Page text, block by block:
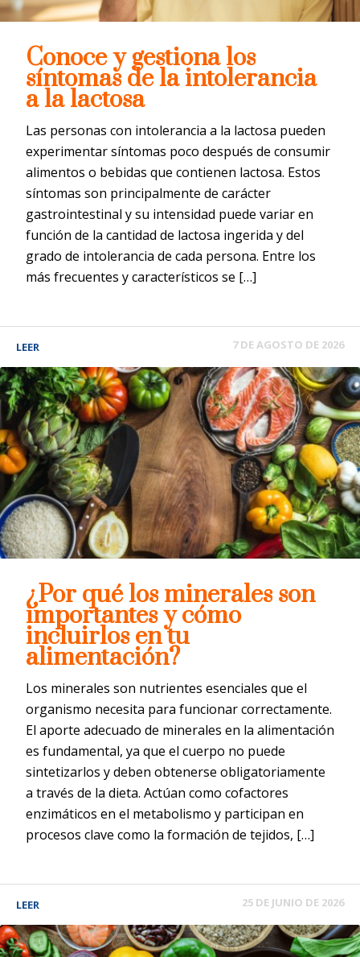
Conoce y gestiona los
síntomas de la intolerancia
a la lactosa
Las personas con intolerancia a la lactosa pueden
experimentar síntomas poco después de consumir
alimentos o bebidas que contienen lactosa. Estos
síntomas son principalmente de carácter
gastrointestinal y su intensidad puede variar en
función de la cantidad de lactosa ingerida y del
grado de intolerancia de cada persona. Entre los
más frecuentes y característicos se […]
LEER 7 DE AGOSTO DE 2026
¿Por qué los minerales son
importantes y cómo
incluirlos en tu
alimentación?
Los minerales son nutrientes esenciales que el
organismo necesita para funcionar correctamente.
El aporte adecuado de minerales en la alimentación
es fundamental, ya que el cuerpo no puede
sintetizarlos y deben obtenerse obligatoriamente
a través de la dieta. Actúan como cofactores
enzimáticos en el metabolismo y participan en
procesos clave como la formación de tejidos, […]
LEER 25 DE JUNIO DE 2026